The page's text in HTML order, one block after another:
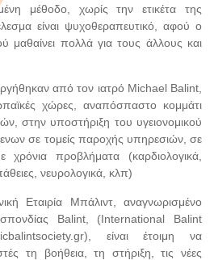
μέθοδο, χωρίς την ετικέτα της
είναι ψυχοθεραπευτικό, αφού ο
μαθαίνει πολλά για τους άλλους και
από τον ιατρό Michael Balint,
χώρες, αναπόσπαστο κομμάτι
στην υποστήριξη του υγειονομικού
σε τομείς παροχής υπηρεσιών, σε
προβλήματα (καρδιολογικά,
νευρολογικά, κλπ)
Εταιρία Μπάλιντ, αναγνωρισμένο
Balint, (International Balint
είναι έτοιμη να
τη βοήθεια, τη στήριξη, τις νέες